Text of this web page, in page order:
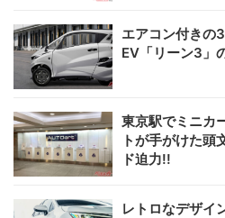
エアコン付きの
EV「リーン3」
東京駅でミニカ
トが手がけた
ド迫力!!
レトロなデザイ